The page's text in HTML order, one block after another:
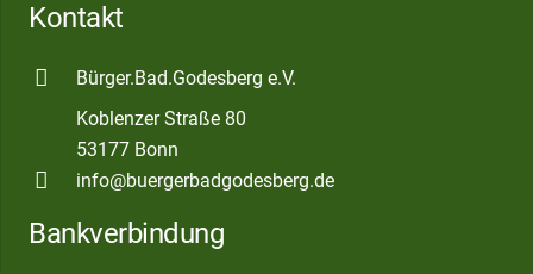
Kontakt
Bürger.Bad.Godesberg e.V.
Koblenzer Straße 80
53177 Bonn
info@buergerbadgodesberg.de
Bankverbindung